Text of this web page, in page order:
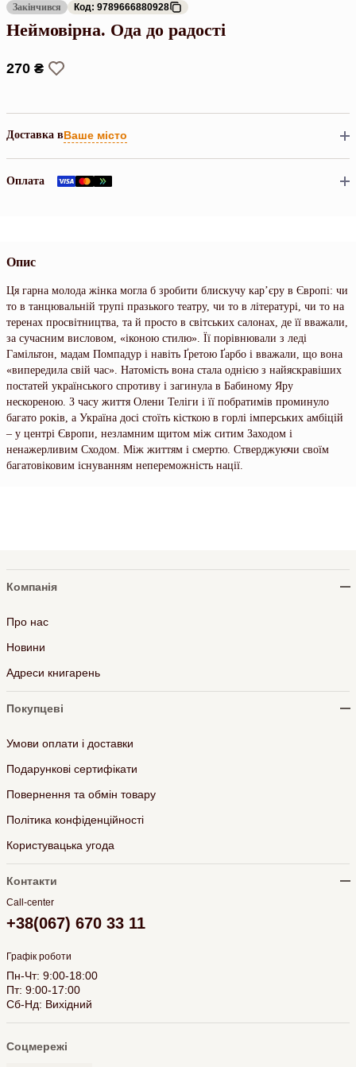
Закінчився Код: 9789666880928
Неймовірна. Ода до радості
270 ₴
Доставка вВаше місто
Оплата
Опис
Ця гарна молода жінка могла б зробити блискучу кар’єру в Європі: чи
то в танцювальній трупі празького театру, чи то в літературі, чи то на
теренах просвітництва, та й просто в світських салонах, де її вважали,
за сучасним висловом, «іконою стилю». Її порівнювали з леді
Гамільтон, мадам Помпадур і навіть Ґретою Ґарбо і вважали, що вона
«випередила свій час». Натомість вона стала однією з найяскравіших
постатей українського спротиву і загинула в Бабиному Яру
нескореною. З часу життя Олени Теліги і її побратимів проминуло
багато років, а Україна досі стоїть кісткою в горлі імперських амбіцій
– у центрі Європи, незламним щитом між ситим Заходом і
ненажерливим Сходом. Між життям і смертю. Стверджуючи своїм
багатовіковим існуванням непереможність нації.
Компанія
Про нас
Новини
Адреси книгарень
Покупцеві
Умови оплати і доставки
Подарункові сертифікати
Повернення та обмін товару
Політика конфіденційності
Користувацька угода
Контакти
Call-center
+38(067) 670 33 11
Графік роботи
Пн-Чт: 9:00-18:00
Пт: 9:00-17:00
Сб-Нд: Вихідний
Соцмережі